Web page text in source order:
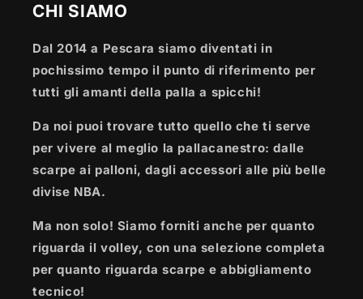
CHI SIAMO
Dal 2014 a Pescara siamo diventati in
pochissimo tempo il punto di riferimento per
tutti gli amanti della palla a spicchi!
Da noi puoi trovare tutto quello che ti serve
per vivere al meglio la pallacanestro: dalle
scarpe ai palloni, dagli accessori alle più belle
divise NBA.
Ma non solo! Siamo forniti anche per quanto
riguarda il volley, con una selezione completa
per quanto riguarda scarpe e abbigliamento
tecnico!